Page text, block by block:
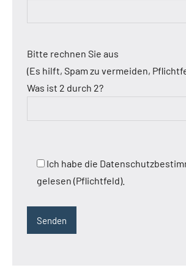
Bitte rechnen Sie aus
(Es hilft, Spam zu vermeiden,
Was ist 2 durch 2?
Ich habe die
gelesen (Pflichtfeld).